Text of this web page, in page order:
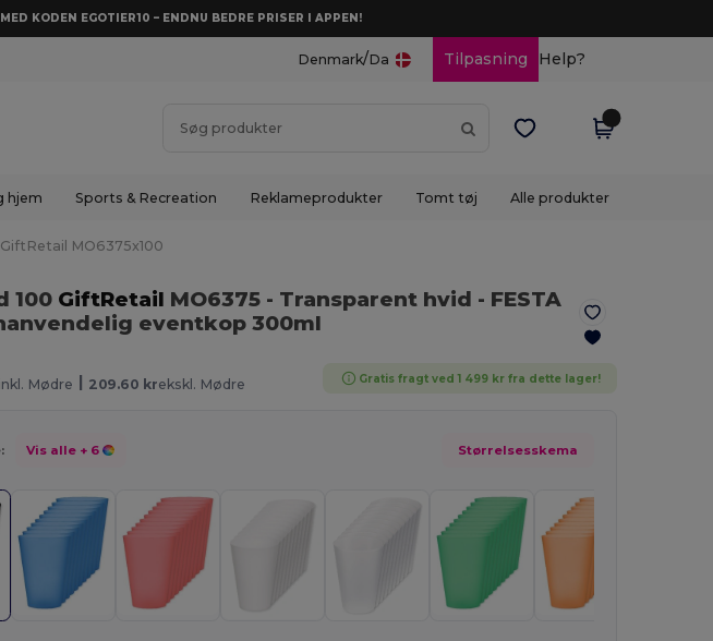
KODEN EGOTIER10 – ENDNU BEDRE PRISER I APPEN!
Denmark/Da Tilpasning Help?
hjem Sports & Recreation Reklameprodukter Tomt tøj Alle produkter
GiftRetail MO6375x100
100 GiftRetail MO6375 - Transparent hvid - FESTA
eventkop 300ml
inkl. Mødre | 209.60 krekskl. Mødre Gratis fragt ved 1 499 kr fra dette lager!
Vis alle + 6 Størrelsesskema